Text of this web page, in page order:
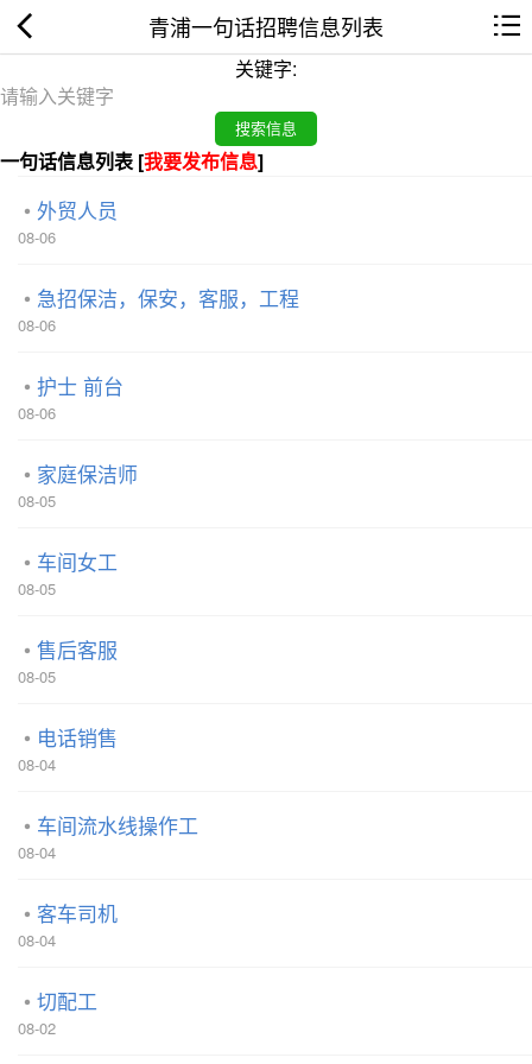
青浦一句话招聘信息列表
关键字:
一句话信息列表 [我要发布信息]
外贸人员
08-06
急招保洁，保安，客服，工程
08-06
护士 前台
08-06
家庭保洁师
08-05
车间女工
08-05
售后客服
08-05
电话销售
08-04
车间流水线操作工
08-04
客车司机
08-04
切配工
08-02